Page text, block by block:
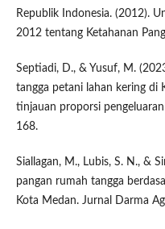
Republik Indonesia. (2012).
2012 tentang Ketahanan
Septiadi, D., & Yusuf, M.
tangga petani lahan kering di
tinjauan proporsi
168.
Siallagan, M., Lubis, S. N., &
pangan rumah tangga
Kota Medan. Jurnal Darma